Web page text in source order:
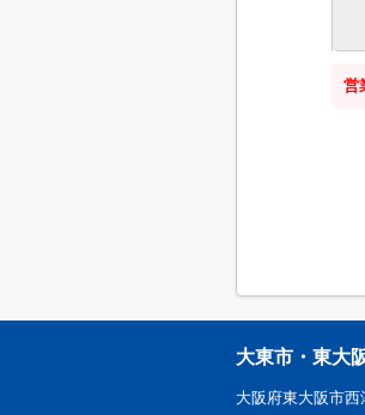
営
大東市・東大
大阪府東大阪市